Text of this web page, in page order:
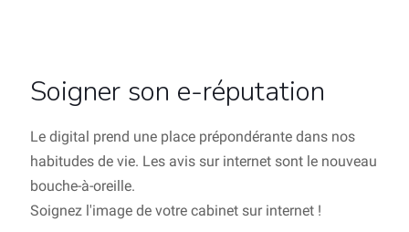
Soigner son e-réputation
Le digital prend une place prépondérante dans nos
habitudes de vie. Les avis sur internet sont le nouveau
bouche-à-oreille.
Soignez l'image de votre cabinet sur internet !